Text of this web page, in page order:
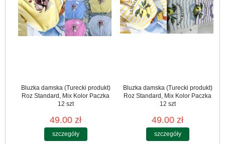
Bluzka damska (Turecki produkt)
Roz Standard, Mix Kolor Paczka
12 szt
49.00 zł
szczegóły
Bluzka damska (Turecki produkt)
Roz Standard, Mix Kolor Paczka
12 szt
49.00 zł
szczegóły